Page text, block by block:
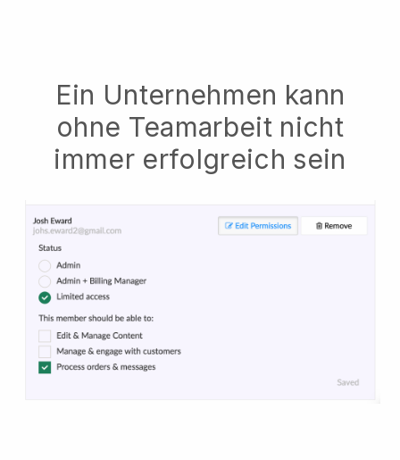
Ein Unternehmen kann
ohne Teamarbeit nicht
immer erfolgreich sein